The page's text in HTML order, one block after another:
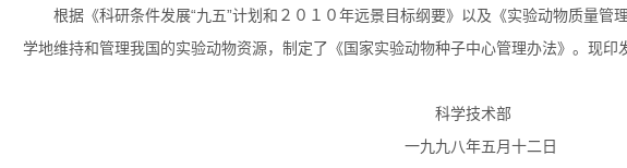
根据《科研条件发展“九五”计划和２０１０年远景目标纲要》以及《实验动物质量管
学地维持和管理我国的实验动物资源，制定了《国家实验动物种子中心管理办法》。现印
科学技术部
一九九八年五月十二日